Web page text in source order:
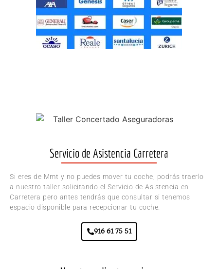
Servicio de Asistencia Carretera
Si eres de Mmt y no puedes mover tu coche, podrás traerlo
a nuestro taller solicitando el Servicio de Asistencia en
Carretera pero antes tendrás que consultar si tenemos
espacio disponible para recepcionar tu coche.
916 61 75 51